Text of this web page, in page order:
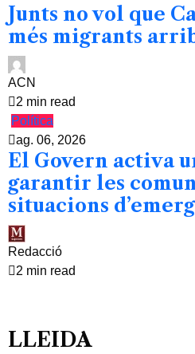
Junts no vol que
més migrants
ACN
2 min read
Política
ag. 06, 2026
El Govern activa
garantir les
situacions
Redacció
2 min read
LLEIDA